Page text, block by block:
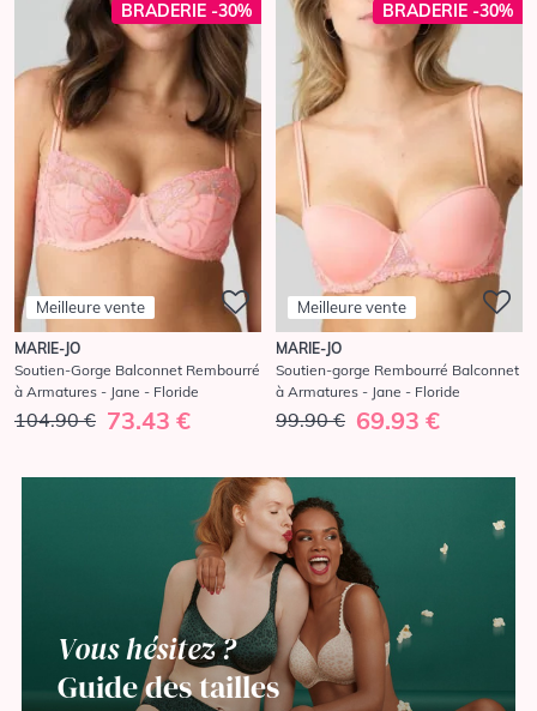
BRADERIE -30%
Meilleure vente
MARIE-JO
Soutien-Gorge Balconnet Rembourré
à Armatures - Jane - Floride
104.90 € 73.43 €
BRADERIE -30%
Meilleure vente
MARIE-JO
Soutien-gorge Rembourré Balconnet
à Armatures - Jane - Floride
99.90 € 69.93 €
Vous hésitez ?
Guide des tailles